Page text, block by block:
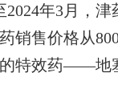
年3月，
销售价格从
特效药——地